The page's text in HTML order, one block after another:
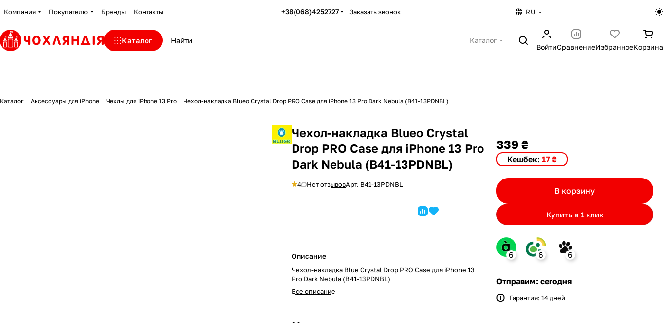
Компания Покупателю Бренды Контакты +38(068)4252727 Заказать звонок RU
Каталог
Каталог
ВойтиСравнениеИзбранноеКорзина
Каталог Аксессуары для iPhone Чехлы для iPhone 13 Pro Чехол-накладка Blueo Crystal Drop PRO Case для iPhone 13 Pro Dark Nebula (B41-13PDNBL)
Чехол-накладка Blueo Crystal
Drop PRO Case для iPhone 13 Pro
Dark Nebula (B41-13PDNBL)
4 Нет отзывовАрт. B41-13PDNBL
Описание
Чехол-накладка Blue Crystal Drop PRO Case для iPhone 13
Pro Dark Nebula (B41-13PDNBL)
Все описание
339 ₴
Кешбек: 17 ₴
В корзину
Купить в 1 клик
6
«Покупка по частям» от A-Bank
Для оформления необходимо:
6
«Покупка частями« от OTP Bank
Для оформления необходимо:
6
«Покупка по частям» от monobank
Отправим: сегодня
Гарантия: 14 дней